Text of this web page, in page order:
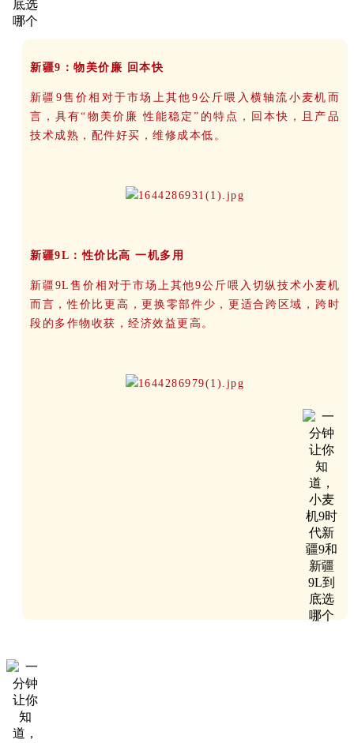
新疆9：物美价廉 回本快
新疆9售价相对于市场上其他9公斤喂入横轴流小麦机而
言，具有“物美价廉 性能稳定”的特点，回本快，且产品
技术成熟，配件好买，维修成本低。
新疆9L：性价比高 一机多用
新疆9L售价相对于市场上其他9公斤喂入切纵技术小麦机
而言，性价比更高，更换零部件少，更适合跨区域，跨时
段的多作物收获，经济效益更高。